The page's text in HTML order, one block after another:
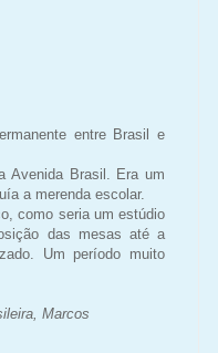
entre Brasil e
Avenida Brasil. Era um
a merenda escolar.
como seria um estúdio
das mesas até a
Um período muito
Marcos